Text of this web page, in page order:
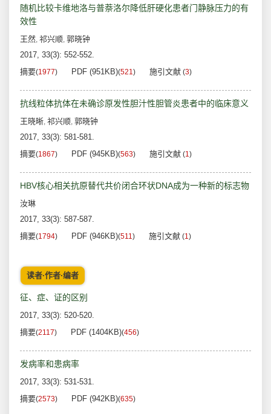
随机比较卡维地洛与普萘洛尔降低肝硬化患者门静脉压力的有
效性
王然, 祁兴顺, 郭晓钟
2017, 33(3): 552-552.
摘要(1977) PDF (951KB)(521) 施引文献 (3)
抗线粒体抗体在未确诊原发性胆汁性胆管炎患者中的临床意义
王晓晰, 祁兴顺, 郭晓钟
2017, 33(3): 581-581.
摘要(1867) PDF (945KB)(563) 施引文献 (1)
HBV核心相关抗原替代共价闭合环状DNA成为一种新的标志物
汝琳
2017, 33(3): 587-587.
摘要(1794) PDF (946KB)(511) 施引文献 (1)
读者·作者·编者
征、症、证的区别
2017, 33(3): 520-520.
摘要(2117) PDF (1404KB)(456)
发病率和患病率
2017, 33(3): 531-531.
摘要(2573) PDF (942KB)(635)